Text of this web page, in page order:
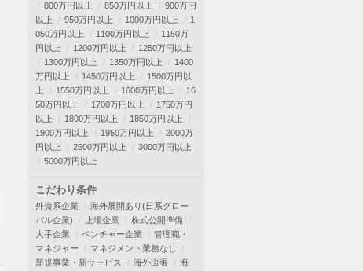
800万円以上
850万円以上
900万円
以上
950万円以上 1000万円以上
1
050万円以上
1100万円以上
1150万
円以上
1200万円以上
1250万円以上
1300万円以上
1350万円以上
1400
万円以上
1450万円以上
1500万円以
上
1550万円以上 1600万円以上
16
50万円以上
1700万円以上
1750万円
以上
1800万円以上
1850万円以上
1900万円以上
1950万円以上
2000万
円以上
2500万円以上
3000万円以上
5000万円以上
こだわり条件
外資系企業
海外展開あり(日系グロー
バル企業)
上場企業
株式公開準備
大手企業
ベンチャー企業
管理職・
マネジャー
マネジメント業務なし
新規事業・新サービス
海外出張
海